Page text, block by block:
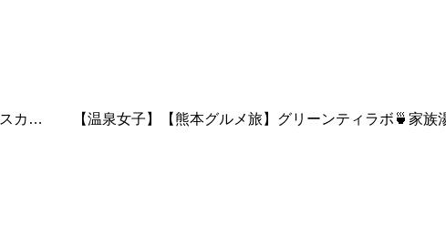
GOTO【北海道】Day２「札幌市～小樽市内編」蟹！ジンギスカン！スープカレー！夜パフェ！